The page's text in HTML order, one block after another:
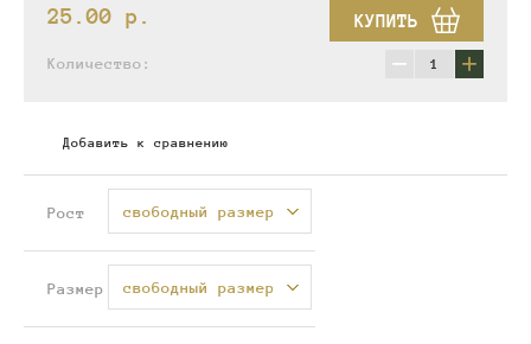
25.00 p. КУПИТЬ
Количество: − +
Добавить к сравнению
Рост свободный размер
Размер свободный размер